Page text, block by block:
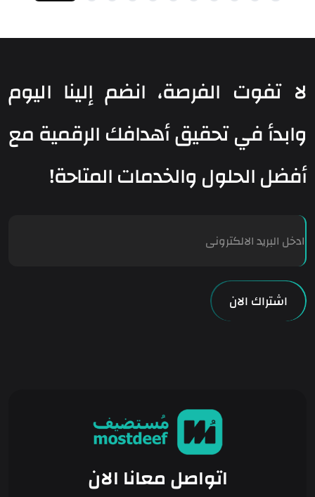
لا تفوت الفرصة، انضم إلينا اليوم
وابدأ في تحقيق أهدافك الرقمية مع
أفضل الحلول والخدمات المتاحة!
m
a
l
*
اشتراك الان
اتواصل معانا الان